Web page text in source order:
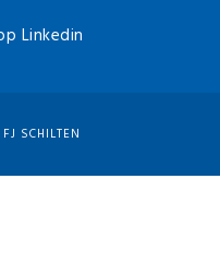
Linkedin
SCHILTEN